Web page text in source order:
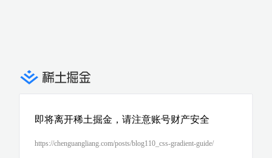
即将离开稀土掘金，请注意账号财产安全
https://chenguangliang.com/posts/blog110_css-gradient-guide/